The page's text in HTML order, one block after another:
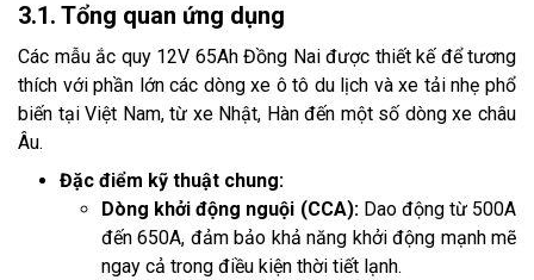
3.1. Tổng quan ứng dụng
Các mẫu ắc quy 12V 65Ah Đồng Nai được thiết kế để tương
thích với phần lớn các dòng xe ô tô du lịch và xe tải nhẹ phổ
biến tại Việt Nam, từ xe Nhật, Hàn đến một số dòng xe châu
Âu.
Đặc điểm kỹ thuật chung:
Dòng khởi động nguội (CCA): Dao động từ 500A
đến 650A, đảm bảo khả năng khởi động mạnh mẽ
ngay cả trong điều kiện thời tiết lạnh.